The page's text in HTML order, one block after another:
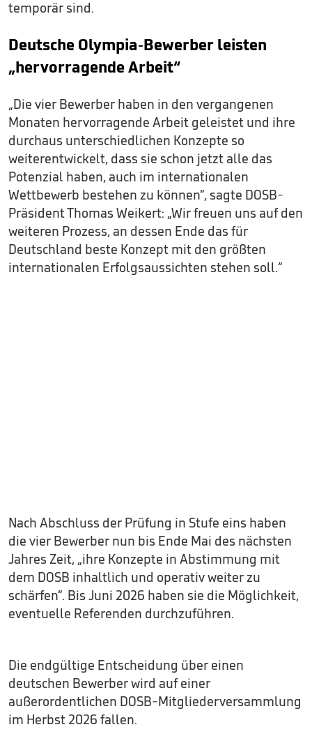
temporär sind.
Deutsche Olympia-Bewerber leisten
„hervorragende Arbeit“
„Die vier Bewerber haben in den vergangenen
Monaten hervorragende Arbeit geleistet und ihre
durchaus unterschiedlichen Konzepte so
weiterentwickelt, dass sie schon jetzt alle das
Potenzial haben, auch im internationalen
Wettbewerb bestehen zu können“, sagte DOSB-
Präsident Thomas Weikert: „Wir freuen uns auf den
weiteren Prozess, an dessen Ende das für
Deutschland beste Konzept mit den größten
internationalen Erfolgsaussichten stehen soll.“
Nach Abschluss der Prüfung in Stufe eins haben
die vier Bewerber nun bis Ende Mai des nächsten
Jahres Zeit, „ihre Konzepte in Abstimmung mit
dem DOSB inhaltlich und operativ weiter zu
schärfen“. Bis Juni 2026 haben sie die Möglichkeit,
eventuelle Referenden durchzuführen.
Die endgültige Entscheidung über einen
deutschen Bewerber wird auf einer
außerordentlichen DOSB-Mitgliederversammlung
im Herbst 2026 fallen.